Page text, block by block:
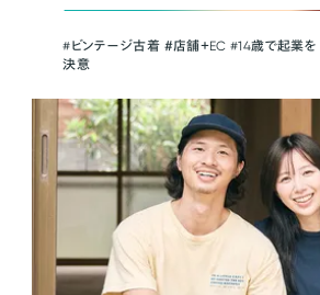
#ビンテージ古着 ＃店舗＋EC #14歳で起業を
決意